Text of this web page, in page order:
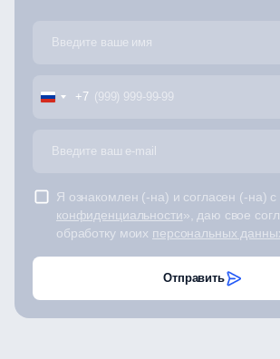
+7
Я ознакомлен (-на) и согласен (-на) с
конфиденциальности», даю свое
обработку моих персональных
Отправить